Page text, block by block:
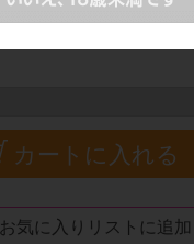
カートに入れる
お気に入りリストに追加